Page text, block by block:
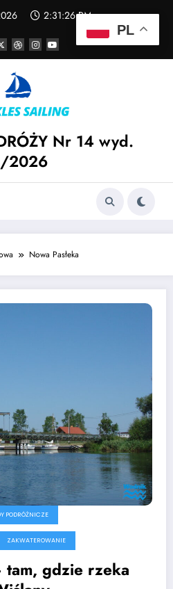
2:31:26 PM
Nr 14 wyd.
2026
Nowa Pasłeka
PODRÓŻNICZE
ZAKWATEROWANIE
tam, gdzie rzeka
PL